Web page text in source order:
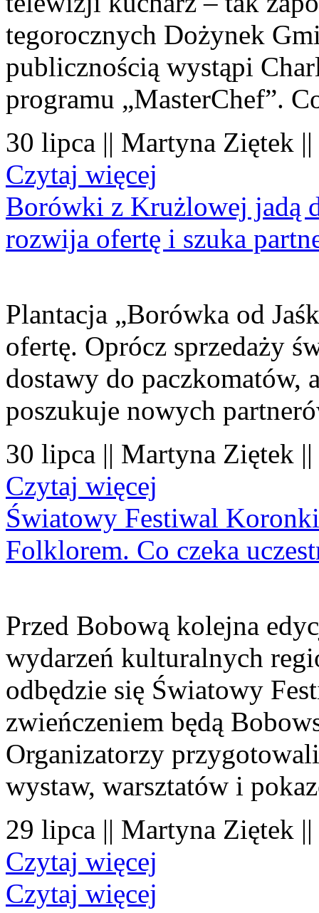
tegorocznych Dożynek
publicznością wystąpi
programu „MasterChef”.
30 lipca || Martyna Ziętek
Czytaj więcej
Borówki z Krużlowej jadą
rozwija ofertę i szuka
Plantacja „Borówka od
ofertę. Oprócz sprzedaży
dostawy do paczkomatów,
poszukuje nowych
30 lipca || Martyna Ziętek
Czytaj więcej
Światowy Festiwal
Folklorem. Co czeka
Przed Bobową kolejna
wydarzeń kulturalnych
odbędzie się Światowy
zwieńczeniem będą
Organizatorzy
wystaw, warsztatów i
29 lipca || Martyna Ziętek
Czytaj więcej
Czytaj więcej